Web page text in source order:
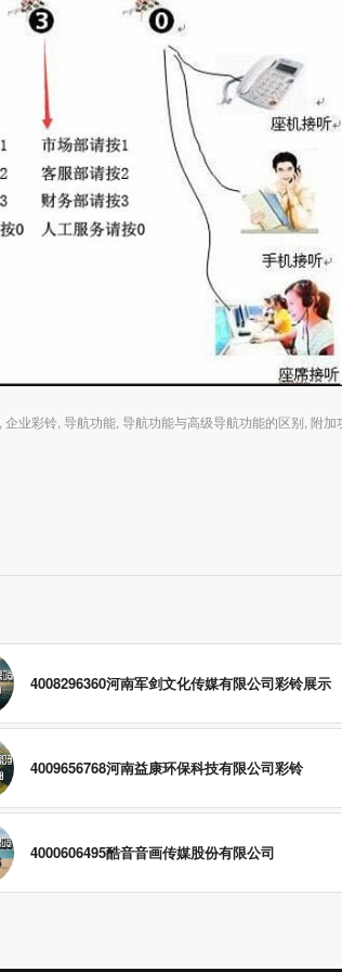
企业彩铃 导航功能 导航功能与高级导航功能的区别 附加
4008296360河南军剑文化传媒有限公司彩铃展示
4009656768河南益康环保科技有限公司彩铃
4000606495酷音音画传媒股份有限公司